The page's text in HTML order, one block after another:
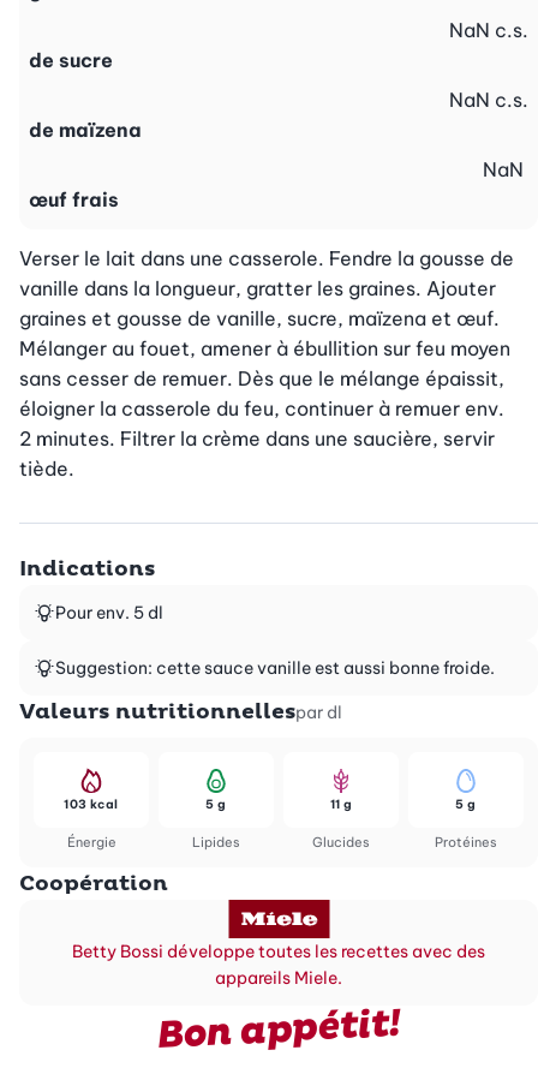
de sucre
NaN c.s.
de maïzena
NaN c.s.
œuf frais
NaN
Verser le lait dans une casserole. Fendre la gousse de
vanille dans la longueur, gratter les graines. Ajouter
graines et gousse de vanille, sucre, maïzena et œuf.
Mélanger au fouet, amener à ébullition sur feu moyen
sans cesser de remuer. Dès que le mélange épaissit,
éloigner la casserole du feu, continuer à remuer env.
2 minutes. Filtrer la crème dans une saucière, servir
tiède.
Indications
Pour env. 5 dl
Suggestion: cette sauce vanille est aussi bonne froide.
Valeurs nutritionnellespar dl
Énergie
103 kcal
Lipides
5 g
Glucides
11 g
Protéines
5 g
Coopération
Betty Bossi développe toutes les recettes avec des
appareils Miele.
Bon appétit!